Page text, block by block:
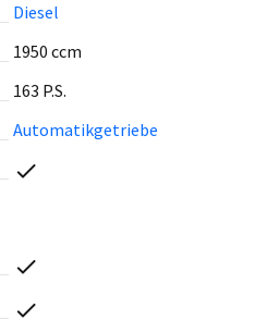
Diesel
1950 ccm
163 P.S.
Automatikgetriebe